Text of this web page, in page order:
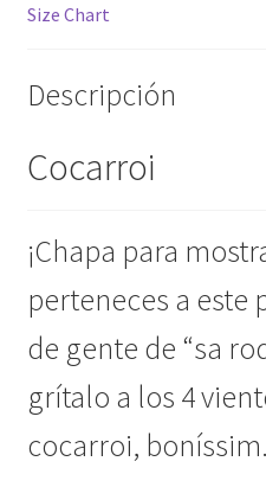
Size Chart
Descripción
Cocarroi
¡Chapa para
perteneces a este
de gente de “sa
grítalo a los 4
cocarroi, boníssim.